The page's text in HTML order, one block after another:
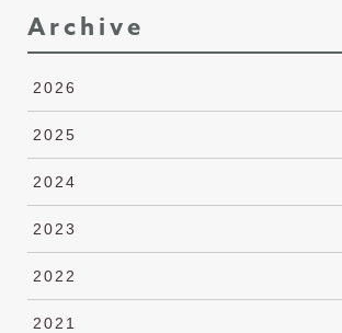
Archive
2026
2025
2024
2023
2022
2021